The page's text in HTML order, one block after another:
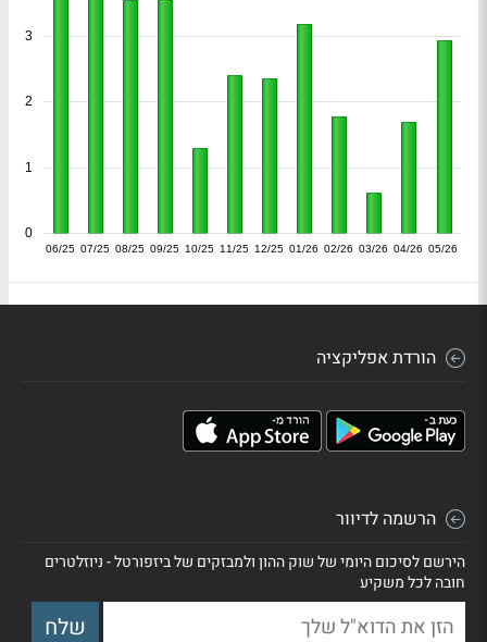
06/25 07/25 08/25 09/25 10/25 11/25 12/25 01/26 02/26 03/26 04/26 05/26
0
1
2
3
הורדת אפליקציה
הרשמה לדיוור
הירשם לסיכום היומי של שוק ההון ולמבזקים של ביזפורטל - ניוזלטרים
חובה לכל משקיע